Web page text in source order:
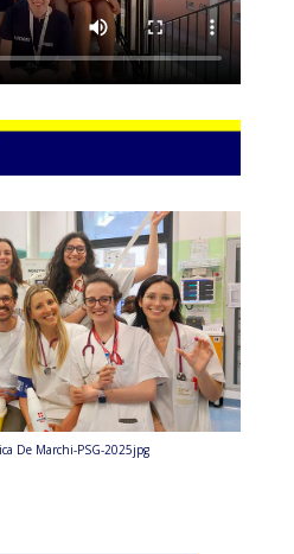
De Marchi-PSG-2025jpg